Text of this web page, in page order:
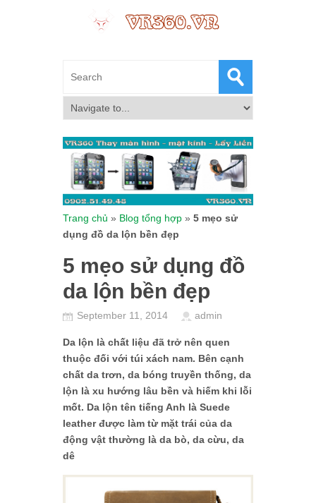
Trang chủ » Blog tổng hợp » 5 mẹo sử
dụng đồ da lộn bền đẹp
5 mẹo sử dụng đồ
da lộn bền đẹp
September 11, 2014 admin
Da lộn là chất liệu đã trở nên quen
thuộc đối với túi xách nam. Bên cạnh
chất da trơn, da bóng truyền thống, da
lộn là xu hướng lâu bền và hiếm khi lỗi
mốt. Da lộn tên tiếng Anh là Suede
leather được làm từ mặt trái của da
động vật thường là da bò, da cừu, da
dê